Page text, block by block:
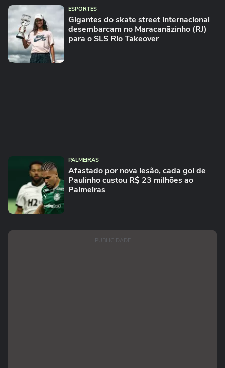
ESPORTES
Gigantes do skate street internacional
desembarcam no Maracanãzinho (RJ)
para o SLS Rio Takeover
PALMEIRAS
Afastado por nova lesão, cada gol de
Paulinho custou R$ 23 milhões ao
Palmeiras
PUBLICIDADE